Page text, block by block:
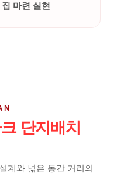
마련 실현
단지배치
계와 넓은 동간 거리의